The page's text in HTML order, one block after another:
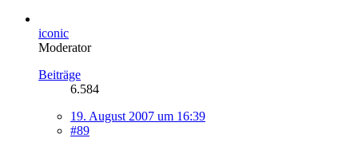
iconic
Moderator
Beiträge
6.584
19. August 2007 um 16:39
#89